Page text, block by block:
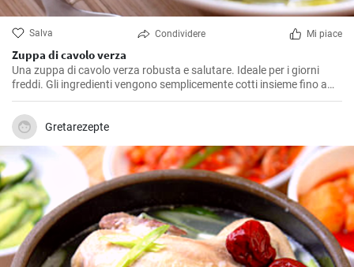
Salva Condividere Mi piace
Zuppa di cavolo verza
Una zuppa di cavolo verza robusta e salutare. Ideale per i giorni
freddi. Gli ingredienti vengono semplicemente cotti insieme fino a
quando il cavolo verza non diventa morbido!
Gretarezepte